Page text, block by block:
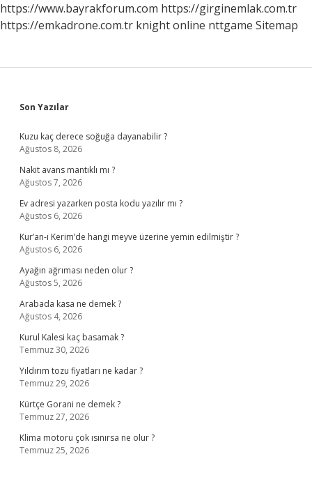
https://www.bayrakforum.com https://girginemlak.com.tr
https://emkadrone.com.tr knight online nttgame Sitemap
Sidebar
Son Yazılar
Kuzu kaç derece soğuğa dayanabilir ?
Ağustos 8, 2026
Nakit avans mantıklı mı ?
Ağustos 7, 2026
Ev adresi yazarken posta kodu yazılır mı ?
Ağustos 6, 2026
Kur’an-ı Kerim’de hangi meyve üzerine yemin edilmiştir ?
Ağustos 6, 2026
Ayağın ağrıması neden olur ?
Ağustos 5, 2026
Arabada kasa ne demek ?
Ağustos 4, 2026
Kurul Kalesi kaç basamak ?
Temmuz 30, 2026
Yıldırım tozu fiyatları ne kadar ?
Temmuz 29, 2026
Kürtçe Gorani ne demek ?
Temmuz 27, 2026
Klima motoru çok ısınırsa ne olur ?
Temmuz 25, 2026